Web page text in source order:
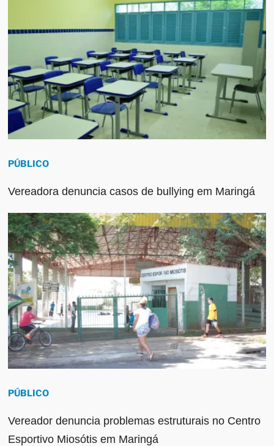
PÚBLICO
Vereadora denuncia casos de bullying em Maringá
PÚBLICO
Vereador denuncia problemas estruturais no Centro
Esportivo Miosótis em Maringá